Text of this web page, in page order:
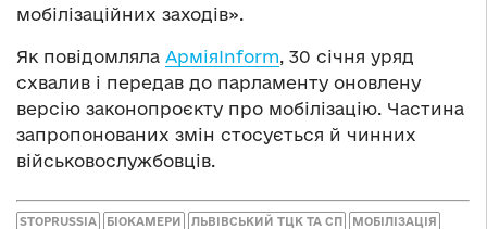
мобілізаційних заходів».
Як повідомляла АрміяInform, 30 січня уряд
схвалив і передав до парламенту оновлену
версію законопроєкту про мобілізацію. Частина
запропонованих змін стосується й чинних
військовослужбовців.
STOPRUSSIA БІОКАМЕРИ ЛЬВІВСЬКИЙ ТЦК ТА СП МОБІЛІЗАЦІЯ